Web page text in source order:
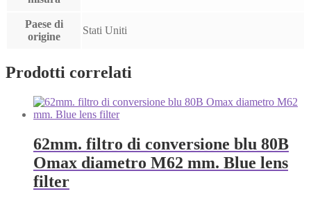
Paese di
origine
Stati Uniti
Prodotti correlati
62mm. filtro di conversione blu 80B
Omax diametro M62 mm. Blue lens
filter